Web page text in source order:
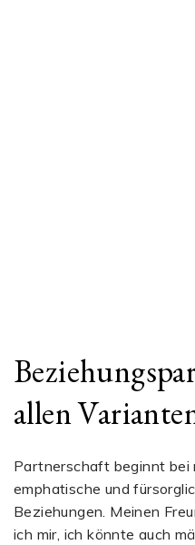
allen
Partnerschaft beginnt bei
emphatische und
Beziehungen. Meinen
ich mir, ich könnte auch